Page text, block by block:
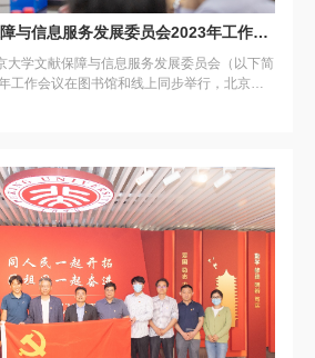
北京大学文献保障与信息服务发展委员会2023年工作会议举行
大学文献保障与信息服务发展委员会（以下简
工作会议在图书馆和线上同步举行，北京大
兼秘书长孙庆伟出席...